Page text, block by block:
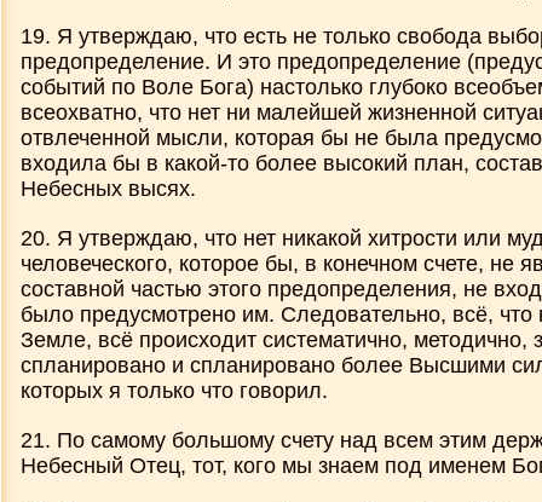
19. Я утверждаю, что есть не только свобода
предопределение. И это предопределение
событий по Воле Бога) настолько глубоко
всеохватно, что нет ни малейшей жизненной
отвлеченной мысли, которая бы не была
входила бы в какой-то более высокий план,
Небесных высях.
20. Я утверждаю, что нет никакой хитрости или
человеческого, которое бы, в конечном счете, не
составной частью этого предопределения, не
было предусмотрено им. Следовательно, всё, что
Земле, всё происходит систематично, методично,
спланировано и спланировано более Высшими
которых я только что говорил.
21. По самому большому счету над всем этим
Небесный Отец, тот, кого мы знаем под именем